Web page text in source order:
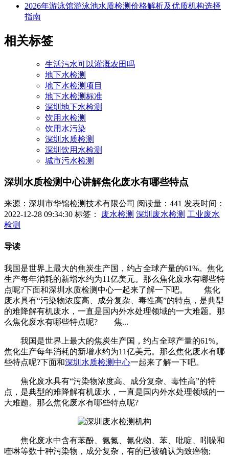
2026年游泳馆游泳池水质检测价格解析及优质机构选择
指南
相关标签
生活污水可以灌溉农田吗
地下水检测
地下水检测项目
地下水检测标准
深圳地下水检测
饮用水检测
饮用水污染
深圳水质检测
深圳饮用水检测
城市污水检测
深圳水质检测中心讲解焦化废水有哪些特点
来源：深圳市华锦检测技术有限公司 阅读量：441 发表时间：
2022-12-28 09:34:30 标签： 废水检测 深圳废水检测 工业废水
检测
导读
我国是世界上最大的焦炭生产国，约占全球产量的61%。焦化
生产每年消耗的新增水约为11亿美元。那么焦化废水有哪些特
点呢?下面和深圳水质检测中心一起来了解一下吧。 焦化
废水具有“污染物浓度高、成分复杂、毒性高”的特点，是典型
的难降解有机废水，一直是国内外水处理领域的一大难题。那
么焦化废水有哪些特点呢? 焦...
我国是世界上最大的焦炭生产国，约占全球产量的61%。
焦化生产每年消耗的新增水约为11亿美元。那么焦化废水有哪
些特点呢?下面和深圳水质检测中心一起来了解一下吧。
焦化废水具有“污染物浓度高、成分复杂、毒性高”的特
点，是典型的难降解有机废水，一直是国内外水处理领域的一
大难题。那么焦化废水有哪些特点呢?
焦化废水中含有苯酚、氨氮、氰化物、苯、吡啶、吲哚和
喹啉等数十种污染物，成分复杂，有的已被确认为致癌物;